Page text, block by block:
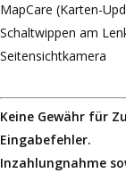
MapCare (Karten-
Schaltwippen am
Seitensichtkamera
Keine Gewähr für
Eingabefehler.
Inzahlungnahme